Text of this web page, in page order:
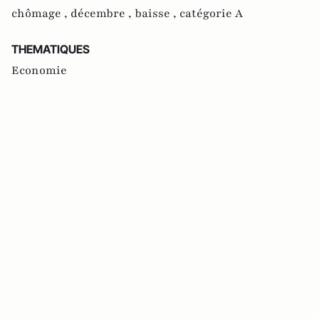
chômage , décembre , baisse , catégorie A
THEMATIQUES
Economie